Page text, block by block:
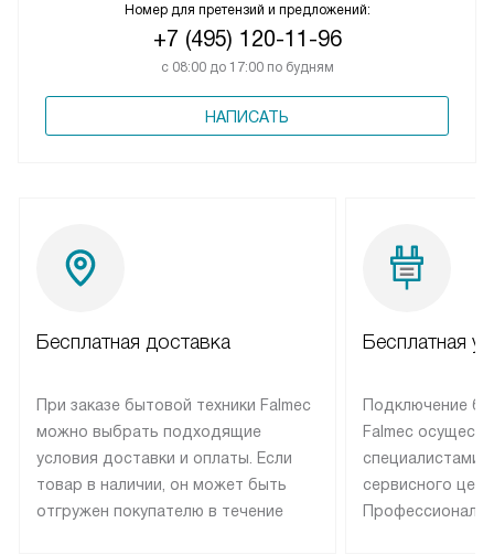
Номер для претензий и предложений:
+7 (495) 120-11-96
с 08:00 до 17:00 по будням
НАПИСАТЬ
Бесплатная доставка
При заказе бытовой техники Falmec
можно выбрать подходящие
условия доставки и оплаты. Если
товар в наличии, он может быть
отгружен покупателю в течение
Бесплатная
Подключение
Falmec
специалистами
сервисного